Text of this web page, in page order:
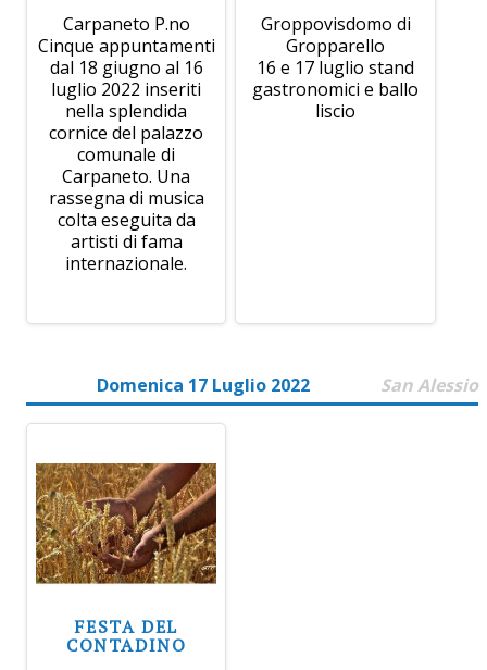
Carpaneto P.no
Cinque appuntamenti
dal 18 giugno al 16
luglio 2022 inseriti
nella splendida
cornice del palazzo
comunale di
Carpaneto. Una
rassegna di musica
colta eseguita da
artisti di fama
internazionale.
Groppovisdomo di
Gropparello
16 e 17 luglio stand
gastronomici e ballo
liscio
Domenica 17 Luglio 2022 San Alessio
FESTA DEL
CONTADINO